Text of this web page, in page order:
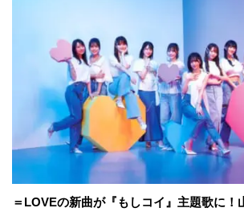
＝LOVEの新曲が『もしコイ』主題歌に！